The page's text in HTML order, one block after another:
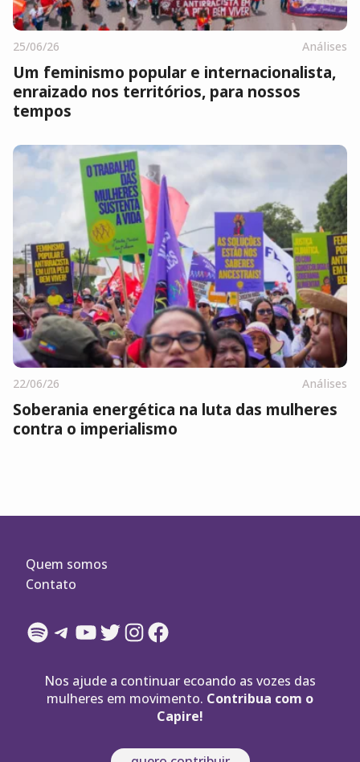
25/06/26 Análises
Um feminismo popular e internacionalista,
enraizado nos territórios, para nossos
tempos
22/06/26 Análises
Soberania energética na luta das mulheres
contra o imperialismo
Quem somos
Contato
Spotify
Telegram
YouTube
Twitter
Instagram
Facebook
Nos ajude a continuar ecoando as vozes das
mulheres em movimento. Contribua com o
Capire!